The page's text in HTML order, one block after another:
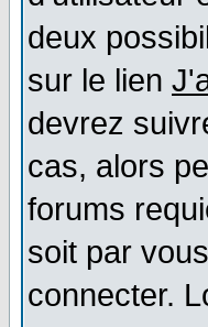
deux
sur le lien
devrez
cas, alors
forums
soit par
connecter.